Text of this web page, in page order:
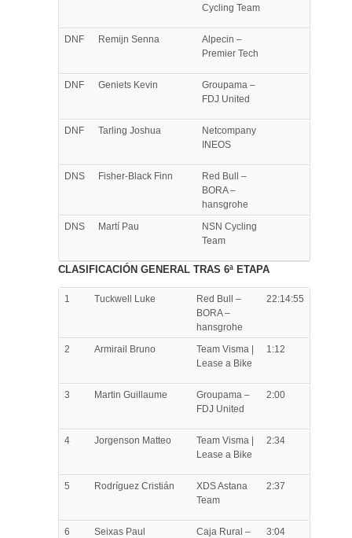
Cycling Team
DNF Remijn Senna
Alpecin –
Premier Tech
DNF Geniets Kevin
Groupama –
FDJ United
DNF Tarling Joshua
Netcompany
INEOS
DNS Fisher-Black Finn
Red Bull –
BORA –
hansgrohe
DNS
Martí Pau
NSN Cycling
Team
CLASIFICACIÓN GENERAL TRAS 6ª ETAPA
1 Tuckwell Luke
Red Bull –
BORA –
hansgrohe
22:14:55
2 Armirail Bruno
Team Visma |
Lease a Bike
1:12
3 Martin Guillaume
Groupama –
FDJ United
2:00
4 Jorgenson Matteo
Team Visma |
Lease a Bike
2:34
5 Rodríguez Cristián
XDS Astana
Team
2:37
6 Seixas Paul
Caja Rural –
3:04